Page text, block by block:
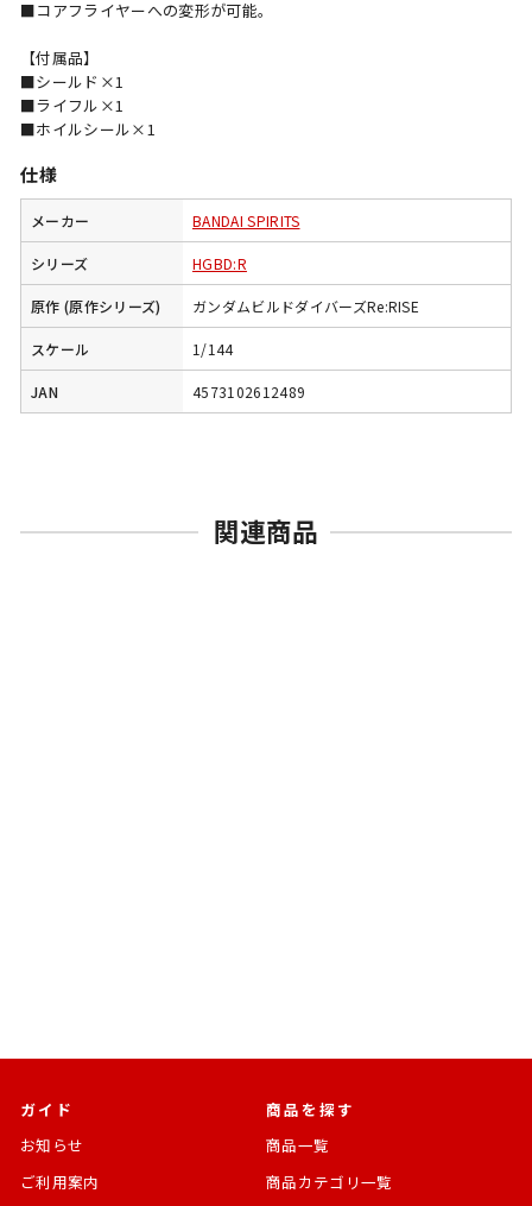
■コアフライヤーへの変形が可能。
【付属品】
■シールド×1
■ライフル×1
■ホイルシール×1
仕様
メーカー BANDAI SPIRITS
シリーズ HGBD:R
原作 (原作シリーズ) ガンダムビルドダイバーズRe:RISE
スケール 1/144
JAN 4573102612489
関連商品
ガイド
お知らせ
ご利用案内
商品を探す
商品一覧
商品カテゴリ一覧